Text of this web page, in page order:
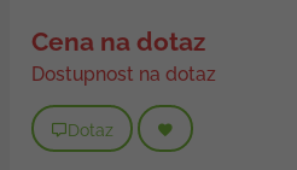
Cena na dotaz
Dostupnost na dotaz
Dotaz